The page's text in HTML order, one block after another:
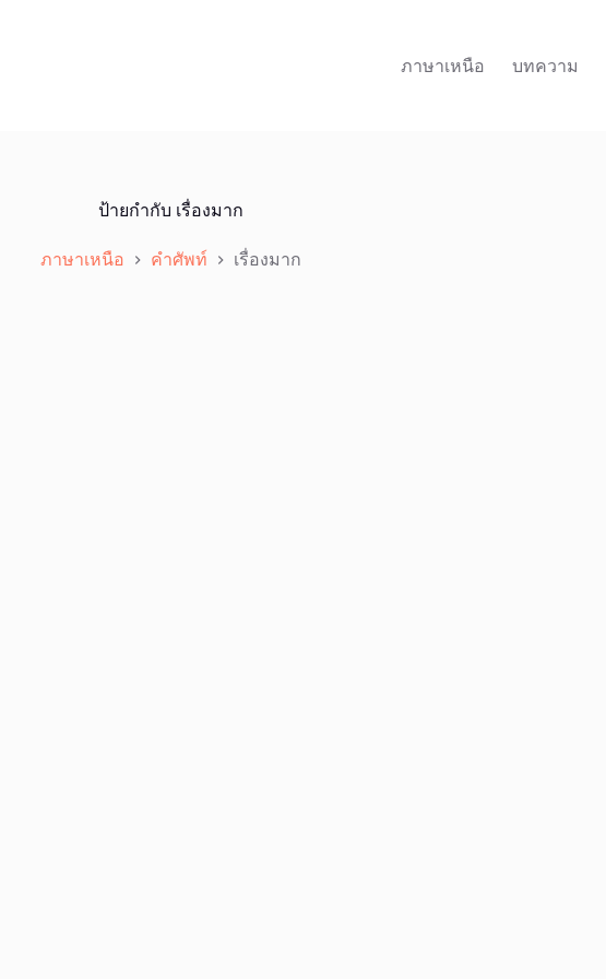
ภาษาเหนือ บทความ
ป้ายกำกับ เรื่องมาก
ภาษาเหนือ คำศัพท์ เรื่องมาก